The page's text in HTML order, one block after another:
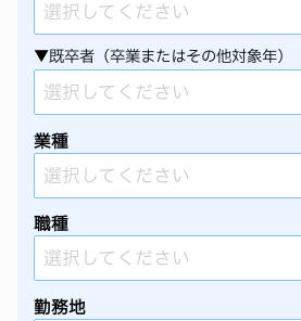
選択してください
▼既卒者（卒業またはその他対象年）
選択してください
業種
選択してください
職種
選択してください
勤務地